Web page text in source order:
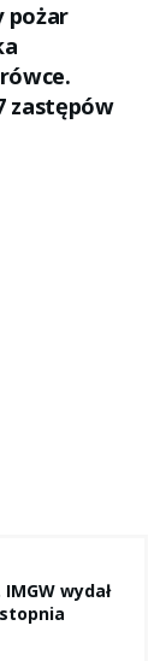
pożar
zastępów
wydał